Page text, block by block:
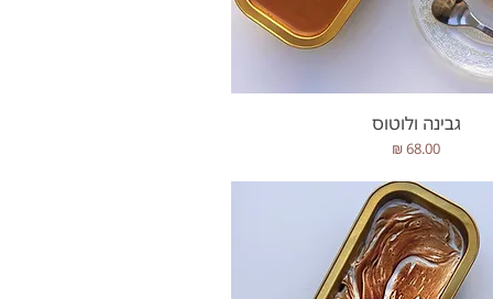
תצוגה מהירה
גבינה ולוטוס
מחיר